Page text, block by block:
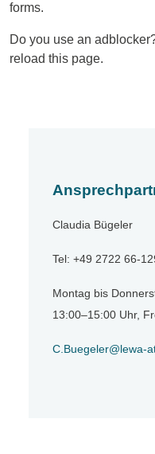
forms.
Do you use an
reload this page.
Claudia Bügeler
Tel: +49 2722 66-
Montag bis
13:00–15:00 Uhr,
C.Buegeler@lewa-